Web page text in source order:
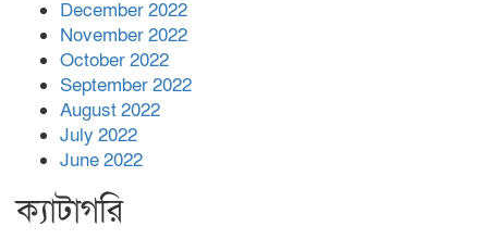
December 2022
November 2022
October 2022
September 2022
August 2022
July 2022
June 2022
ক্যাটাগরি